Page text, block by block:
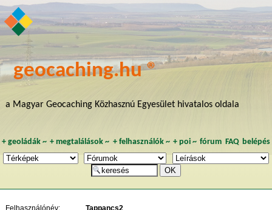
geocaching.hu ®
a Magyar Geocaching Közhasznú Egyesület hivatalos oldala
+ geoládák~ +megtalálások ~ + felhasználók~ + poi~ fórum FAQ belépés
Felhasználónév:
Tappancs2